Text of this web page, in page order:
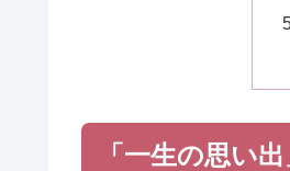
「一生の思い